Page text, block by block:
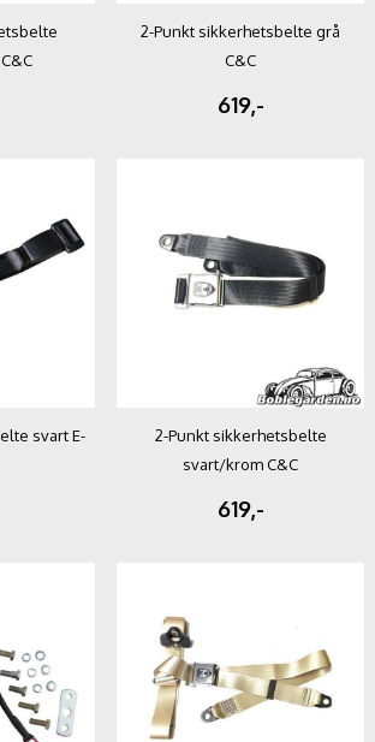
2-Punkt sikkerhetsbelte grå
C&C
619,-
svart E-
2-Punkt sikkerhetsbelte
svart/krom C&C
619,-